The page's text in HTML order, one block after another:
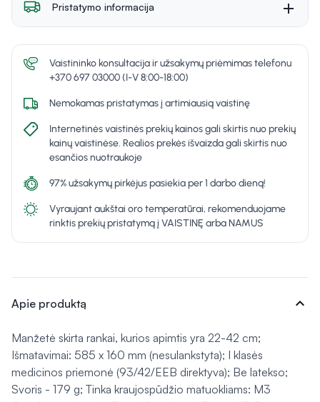
Pristatymo informacija
Vaistininko konsultacija ir užsakymų priėmimas telefonu
+370 697 03000 (I-V 8:00-18:00)
Nemokamas pristatymas į artimiausią vaistinę
Internetinės vaistinės prekių kainos gali skirtis nuo prekių
kainų vaistinėse. Realios prekės išvaizda gali skirtis nuo
esančios nuotraukoje
97% užsakymų pirkėjus pasiekia per 1 darbo dieną!
Vyraujant aukštai oro temperatūrai, rekomenduojame
rinktis prekių pristatymą į VAISTINĘ arba NAMUS
Apie produktą expand_more
Manžetė skirta rankai, kurios apimtis yra 22-42 cm;
Išmatavimai: 585 x 160 mm (nesulankstyta); I klasės
medicinos priemonė (93/42/EEB direktyva); Be latekso;
Svoris - 179 g; Tinka kraujospūdžio matuokliams: M3